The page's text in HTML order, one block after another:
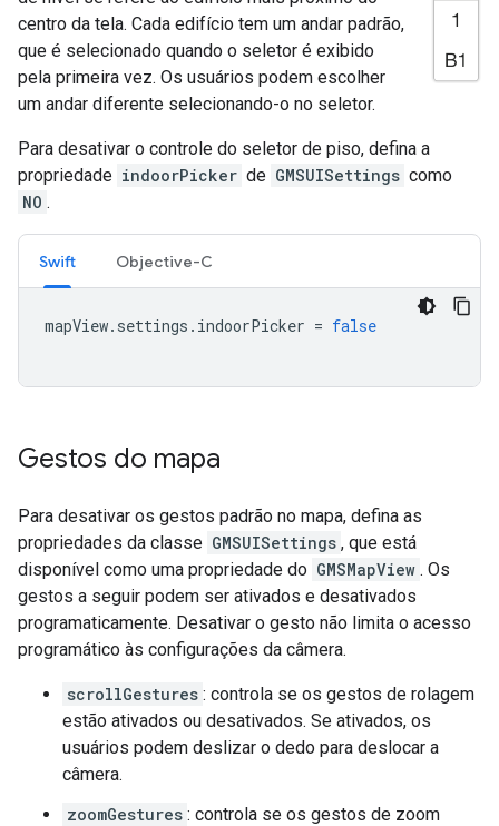
centro da tela. Cada edifício tem um andar padrão,
que é selecionado quando o seletor é exibido
pela primeira vez. Os usuários podem escolher
um andar diferente selecionando-o no seletor.
Para desativar o controle do seletor de piso, defina a
propriedade indoorPicker de GMSUISettings como
NO .
Swift Objective-C
mapView. settings . indoorPicker = false
Gestos do mapa
Para desativar os gestos padrão no mapa, defina as
propriedades da classe GMSUISettings , que está
disponível como uma propriedade do GMSMapView . Os
gestos a seguir podem ser ativados e desativados
programaticamente. Desativar o gesto não limita o acesso
programático às configurações da câmera.
scrollGestures : controla se os gestos de rolagem
estão ativados ou desativados. Se ativados, os
usuários podem deslizar o dedo para deslocar a
câmera.
zoomGestures : controla se os gestos de zoom